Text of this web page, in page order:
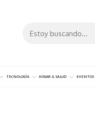
TECNOLOGÍA HOGAR & SALUD